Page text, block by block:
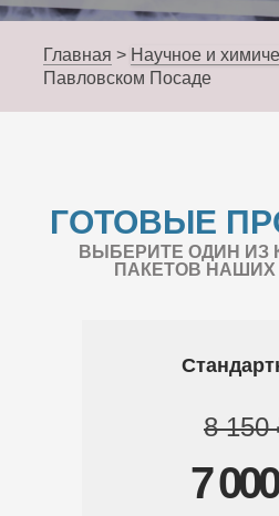
Главная > Научное и
Павловском Посаде
ГОТОВЫЕ
ВЫБЕРИТЕ ОДИН ИЗ
ПАКЕТОВ НАШИХ
8 150
7